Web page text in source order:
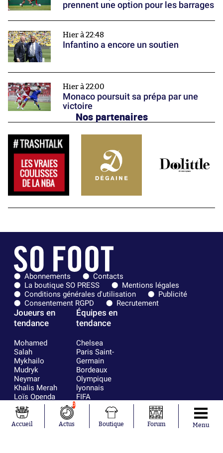
prennent une option pour les barrages
Hier à 22:48
Infantino a encore un soutien
Hier à 22:00
Monaco poursuit sa prépa par une
victoire
Nos partenaires
Abonnements
Contacts
La boutique SO PRESS
Mentions légales
Conditions générales d'utilisation
Publicité
Consentement RGPD
Recrutement
Joueurs en
tendance
Mohamed
Salah
Mykhailo
Mudryk
Neymar
Khalis Merah
Loïs Openda
Moussa
Niakhaté
Nicolás
Équipes en
tendance
Chelsea
Paris Saint-
Germain
Bordeaux
Olympique
lyonnais
FIFA
Real Madrid
RC Strasbourg
AC Milan
Accueil
0
Actus Boutique Forum Menu